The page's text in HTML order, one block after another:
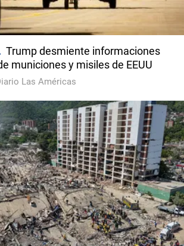
Trump desmiente informaciones
municiones y misiles de EEUU
Las Américas